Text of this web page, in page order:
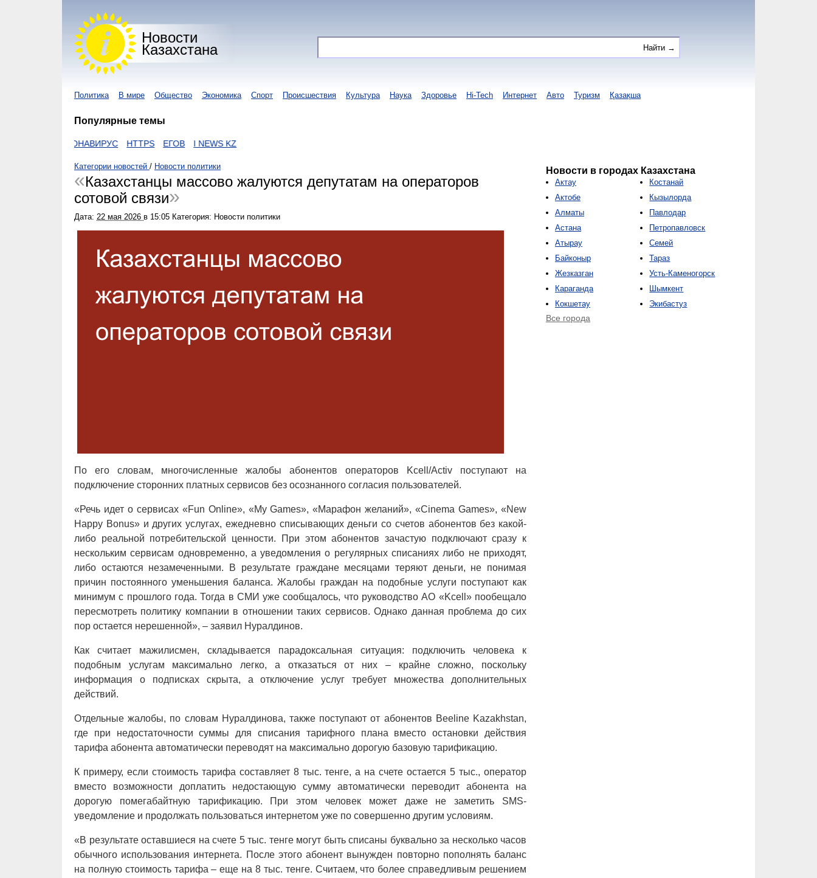
Новости
Казахстана
Политика В мире Общество Экономика Спорт Происшествия Культура Наука Здоровье Hi-Tech Интернет Авто Туризм Қазақша
Популярные темы
КОРОНАВИРУС HTTPS ЕГОВ I NEWS KZ
Категории новостей / Новости политики
Казахстанцы массово жалуются депутатам на операторов
сотовой связи
Дата: 22 мая 2026 в 15:05 Категория: Новости политики
По его словам, многочисленные жалобы абонентов операторов Kcell/Activ поступают на
подключение сторонних платных сервисов без осознанного согласия пользователей.
«Речь идет о сервисах «Fun Online», «My Games», «Марафон желаний», «Cinema Games», «New
Happy Bonus» и других услугах, ежедневно списывающих деньги со счетов абонентов без какой-
либо реальной потребительской ценности. При этом абонентов зачастую подключают сразу к
нескольким сервисам одновременно, а уведомления о регулярных списаниях либо не приходят,
либо остаются незамеченными. В результате граждане месяцами теряют деньги, не понимая
причин постоянного уменьшения баланса. Жалобы граждан на подобные услуги поступают как
минимум с прошлого года. Тогда в СМИ уже сообщалось, что руководство АО «Kcell» пообещало
пересмотреть политику компании в отношении таких сервисов. Однако данная проблема до сих
пор остается нерешенной», – заявил Нуралдинов.
Как считает мажилисмен, складывается парадоксальная ситуация: подключить человека к
подобным услугам максимально легко, а отказаться от них – крайне сложно, поскольку
информация о подписках скрыта, а отключение услуг требует множества дополнительных
действий.
Отдельные жалобы, по словам Нуралдинова, также поступают от абонентов Beeline Kazakhstan,
где при недостаточности суммы для списания тарифного плана вместо остановки действия
тарифа абонента автоматически переводят на максимально дорогую базовую тарификацию.
К примеру, если стоимость тарифа составляет 8 тыс. тенге, а на счете остается 5 тыс., оператор
вместо возможности доплатить недостающую сумму автоматически переводит абонента на
дорогую помегабайтную тарификацию. При этом человек может даже не заметить SMS-
уведомление и продолжать пользоваться интернетом уже по совершенно другим условиям.
«В результате оставшиеся на счете 5 тыс. тенге могут быть списаны буквально за несколько часов
обычного использования интернета. После этого абонент вынужден повторно пополнять баланс
на полную стоимость тарифа – еще на 8 тыс. тенге. Считаем, что более справедливым решением
Новости в городах Казахстана
Актау
Актобе
Алматы
Астана
Атырау
Байконыр
Жезказган
Караганда
Кокшетау
Костанай
Кызылорда
Павлодар
Петропавловск
Семей
Тараз
Усть-Каменогорск
Шымкент
Экибастуз
Все города